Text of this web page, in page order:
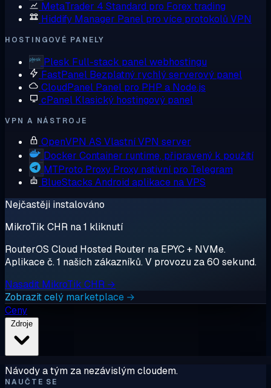
MetaTrader 4 Standard pro Forex trading
Hiddify Manager Panel pro více protokolů VPN
HOSTINGOVÉ PANELY
Plesk Full-stack panel webhostingu
FastPanel Bezplatný rychlý serverový panel
CloudPanel Panel pro PHP a Node.js
cPanel Klasický hostingový panel
VPN A NÁSTROJE
OpenVPN AS Vlastní VPN server
Docker Container runtime, připravený k použití
MTProto Proxy Proxy nativní pro Telegram
BlueStacks Android aplikace na VPS
Nejčastěji instalováno
MikroTik CHR na 1 kliknutí
RouterOS Cloud Hosted Router na EPYC + NVMe.
Aplikace č. 1 našich zákazníků. V provozu za 60 sekund.
Nasadit MikroTik CHR →
Zobrazit celý marketplace →
Ceny
Návody a tým za nezávislým cloudem.
NAUČTE SE